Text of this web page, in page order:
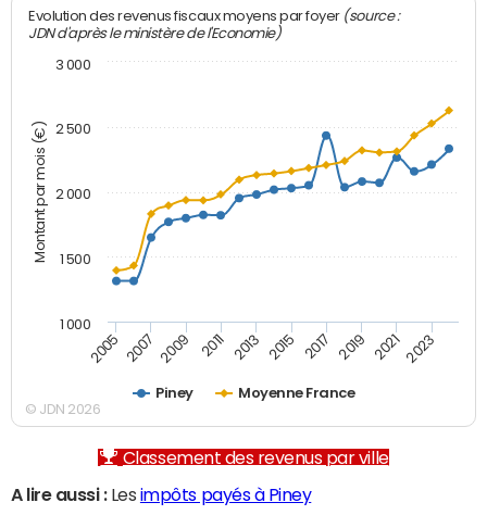
Montant par mois (€)
Evolution des revenus fiscaux moyens par foyer (source :
JDN d'après le ministère de l'Economie)
Piney Moyenne France
2005 2007 2009 2011 2013 2015 2017 2019 2021 2023
1 000
1 500
2 000
2 500
3 000
© JDN 2026
Classement des revenus par ville
A lire aussi :Les impôts payés à Piney